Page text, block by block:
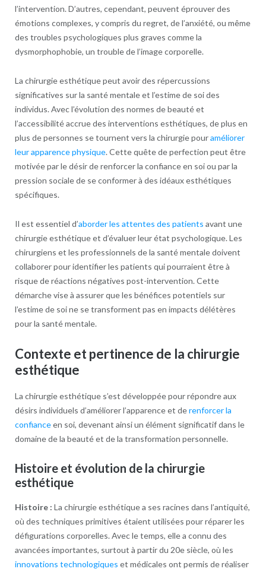
l’intervention. D’autres, cependant, peuvent éprouver des
émotions complexes, y compris du regret, de l’anxiété, ou même
des troubles psychologiques plus graves comme la
dysmorphophobie, un trouble de l’image corporelle.
La chirurgie esthétique peut avoir des répercussions
significatives sur la santé mentale et l’estime de soi des
individus. Avec l’évolution des normes de beauté et
l’accessibilité accrue des interventions esthétiques, de plus en
plus de personnes se tournent vers la chirurgie pouraméliorer
leur apparence physique. Cette quête de perfection peut être
motivée par le désir de renforcer la confiance en soi ou par la
pression sociale de se conformer à des idéaux esthétiques
spécifiques.
Il est essentiel d’aborder les attentes des patients avant une
chirurgie esthétique et d’évaluer leur état psychologique. Les
chirurgiens et les professionnels de la santé mentale doivent
collaborer pour identifier les patients qui pourraient être à
risque de réactions négatives post-intervention. Cette
démarche vise à assurer que les bénéfices potentiels sur
l’estime de soi ne se transforment pas en impacts délétères
pour la santé mentale.
Contexte et pertinence de la chirurgie
esthétique
La chirurgie esthétique s’est développée pour répondre aux
désirs individuels d’améliorer l’apparence et derenforcer la
confianceen soi, devenant ainsi un élément significatif dans le
domaine de la beauté et de la transformation personnelle.
Histoire et évolution de la chirurgie
esthétique
Histoire : La chirurgie esthétique a ses racines dans l’antiquité,
où des techniques primitives étaient utilisées pour réparer les
défigurations corporelles. Avec le temps, elle a connu des
avancées importantes, surtout à partir du 20e siècle, où les
innovations technologiques et médicales ont permis de réaliser